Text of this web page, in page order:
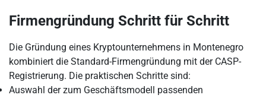
Firmengründung Schritt für Schritt
Die Gründung eines Kryptounternehmens in Montenegro
kombiniert die Standard-Firmengründung mit der CASP-
Registrierung. Die praktischen Schritte sind:
Auswahl der zum Geschäftsmodell passenden